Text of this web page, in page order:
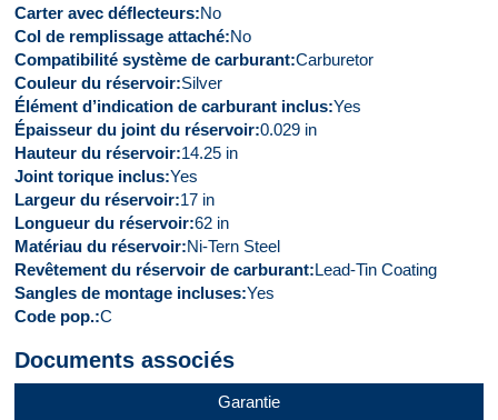
Carter avec déflecteurs No
Col de remplissage attaché No
Compatibilité système de carburant Carburetor
Couleur du réservoir Silver
Élément d’indication de carburant inclus Yes
Épaisseur du joint du réservoir 0.029 in
Hauteur du réservoir 14.25 in
Joint torique inclus Yes
Largeur du réservoir 17 in
Longueur du réservoir 62 in
Matériau du réservoir Ni-Tern Steel
Revêtement du réservoir de carburant Lead-Tin Coating
Sangles de montage incluses Yes
Code pop. C
Documents associés
Garantie